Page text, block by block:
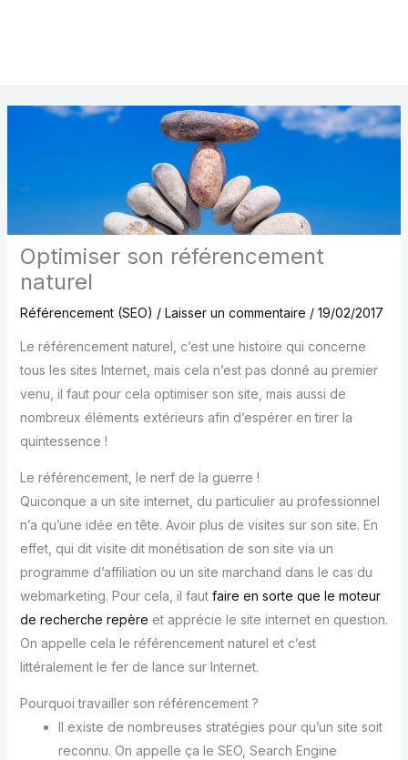
Optimiser son référencement
naturel
Référencement (SEO) / Laisser un commentaire / 19/02/2017
Le référencement naturel, c’est une histoire qui concerne
tous les sites Internet, mais cela n’est pas donné au premier
venu, il faut pour cela optimiser son site, mais aussi de
nombreux éléments extérieurs afin d’espérer en tirer la
quintessence !
Le référencement, le nerf de la guerre !
Quiconque a un site internet, du particulier au professionnel
n’a qu’une idée en tête. Avoir plus de visites sur son site. En
effet, qui dit visite dit monétisation de son site via un
programme d’affiliation ou un site marchand dans le cas du
webmarketing. Pour cela, il faut faire en sorte que le moteur
de recherche repère et apprécie le site internet en question.
On appelle cela le référencement naturel et c’est
littéralement le fer de lance sur Internet.
Pourquoi travailler son référencement ?
Il existe de nombreuses stratégies pour qu’un site soit
reconnu. On appelle ça le SEO, Search Engine